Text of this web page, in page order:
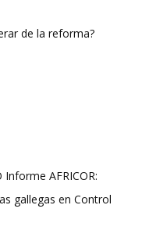
de la reforma?
Informe AFRICOR:
gallegas en Control